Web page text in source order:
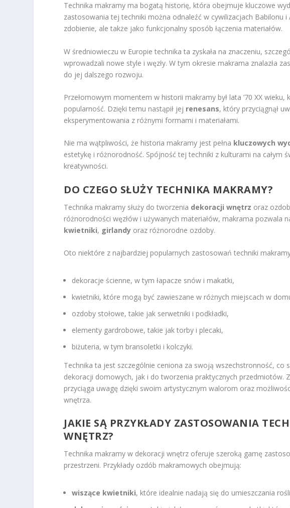
Technika makramy ma bogatą historię, która obejmuje kluczowe
zastosowania tej techniki można odnaleźć w cywilizacjach Babilonu i
zdobienie, ale także jako funkcjonalny sposób łączenia materiałów.
W średniowieczu w Europie technika ta zyskała na znaczeniu,
wprowadzali nowe style i węzły. W tym okresie makrama znalazła
do jej dalszego rozwoju.
Przełomowym momentem w historii makramy był lata ’70 XX wieku,
popularność. Dzięki temu nastąpił jej renesans, który przyciągnął
eksperymentowania z różnymi formami i materiałami.
Nie ma wątpliwości, że historia makramy jest pełna kluczowych
estetykę i różnorodność. Spójność tej techniki z kulturami na całym
kreatywności.
DO CZEGO SŁUŻY TECHNIKA MAKRAMY?
Technika makramy służy do tworzenia dekoracji wnętrz oraz
różnorodności węzłów i używanych materiałów, makrama pozwala
kwietniki, girlandy oraz różnorodne ozdoby.
Oto niektóre z najbardziej popularnych zastosowań techniki
dekoracje ścienne, w tym łapacze snów i makatki,
kwietniki, które mogą być zawieszane w różnych miejscach w
ozdoby stołowe, takie jak serwetniki i podkładki,
elementy gardrobowe, takie jak torby i plecaki,
biżuteria, w tym bransoletki i kolczyki.
Technika ta jest szczególnie ceniona za swoją wszechstronność,
dekoracji domowych, jak i do tworzenia praktycznych przedmiotów.
przyciąga uwagę dzięki swoim artystycznym walorom oraz
wnętrza.
JAKIE SĄ PRZYKŁADY ZASTOSOWANIA
WNĘTRZ?
Technika makramy w dekoracji wnętrz oferuje szeroką gamę
przestrzeni. Przykłady ozdób makramowych obejmują:
wiszące kwietniki, które idealnie nadają się do umieszczania